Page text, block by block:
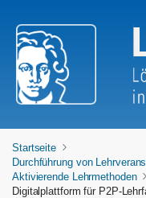
Startseite
Durchführung von
Aktivierende Lehrmethoden
Digitalplattform für P2P-